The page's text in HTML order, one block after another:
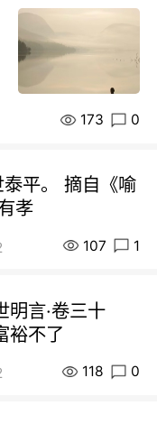
173 0
平。 摘自《喻
孝
107 1
明言·卷三十
裕不了
118 0